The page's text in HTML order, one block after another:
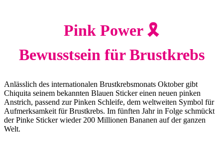
Pink Power 🎗️
Bewusstsein für Brustkrebs
Anlässlich des internationalen Brustkrebsmonats Oktober gibt
Chiquita seinem bekannten Blauen Sticker einen neuen pinken
Anstrich, passend zur Pinken Schleife, dem weltweiten Symbol für
Aufmerksamkeit für Brustkrebs. Im fünften Jahr in Folge schmückt
der Pinke Sticker wieder 200 Millionen Bananen auf der ganzen
Welt.